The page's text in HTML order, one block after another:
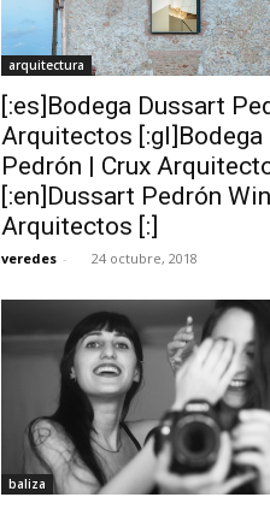
arquitectura
[:es]Bodega Dussart
Arquitectos [:gl]Bodega
Pedrón | Crux
[:en]Dussart Pedrón
Arquitectos [:]
veredes - 24 octubre, 2018
baliza